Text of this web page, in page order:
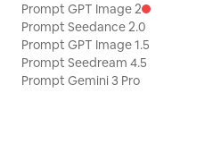
Prompt GPT Image 2
Prompt Seedance 2.0
Prompt GPT Image 1.5
Prompt Seedream 4.5
Prompt Gemini 3 Pro